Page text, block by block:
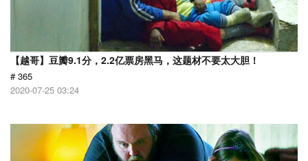
【越哥】豆瓣9.1分，2.2亿票房黑马，这题材不要太大胆！
# 365
2020-07-25 03:24